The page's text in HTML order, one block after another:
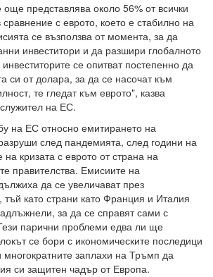
представлява около 56% от всички
сравнение с еврото, което е стабилно на
се възползва от момента, за да
инвеститори и да разшири глобалното
се опитват постепенно да
си от долара, за да се насочат към
те гледат към еврото", казва
на ЕС.
на ЕС относно емитирането на
след пандемията, след години на
кризата с еврото от страна на
правителства. Емисиите на
да се увеличават през
като страни като Франция и Италия
за да се справят сами с
парични проблеми едва ли ще
се бори с икономическите последици
заплахи на Тръмп да
си защитен чадър от Европа.